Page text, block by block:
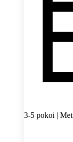
3-5 pokoi |